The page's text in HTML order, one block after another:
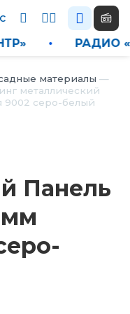
материалы —
металлический
9002 серо-белый
Панель
мм